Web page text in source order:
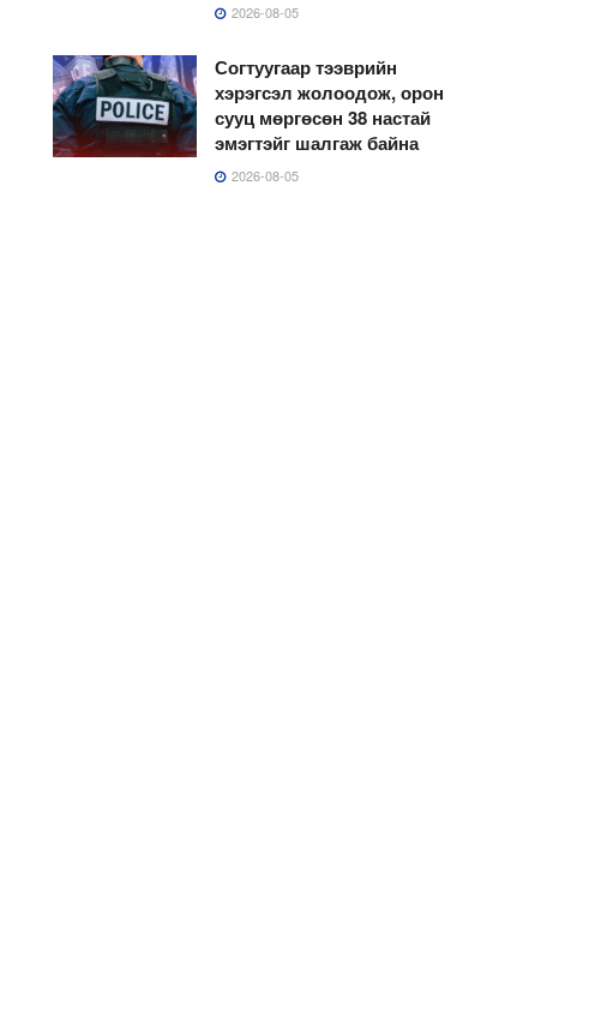
2026-08-05
Согтуугаар тээврийн
хэрэгсэл жолоодож, орон
сууц мөргөсөн 38 настай
эмэгтэйг шалгаж байна
2026-08-05